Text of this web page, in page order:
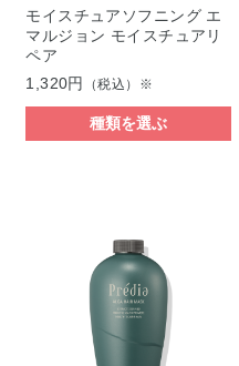
モイスチュアソフニング エ
マルジョン モイスチュアリ
ペア
1,320円
（税込）※
種類を選ぶ